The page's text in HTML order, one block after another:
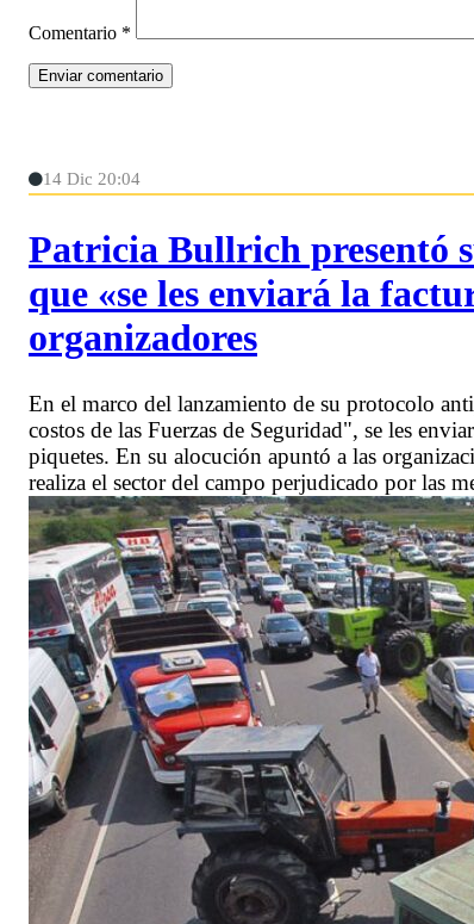
Comentario *
14 Dic 20:04
Patricia Bullrich presentó
que «se les enviará la
organizadores
En el marco del lanzamiento de su protocolo
costos de las Fuerzas de Seguridad", se les
piquetes. En su alocución apuntó a las
realiza el sector del campo perjudicado por las